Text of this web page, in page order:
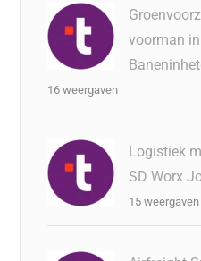
voorman
16 weergaven
Logistiek
SD Worx
15 weergaven